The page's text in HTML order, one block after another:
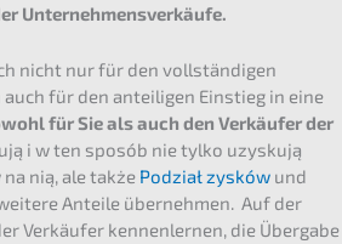
Unternehmensverkäufe.
nicht nur für den vollstän­di­gen
auch für den antei­li­gen Einstieg in eine
für Sie als auch den Verkäu­fer der
i w ten sposób nie tylko uzysku­ją
nią, ale także Podział zysków und
Antei­le überneh­men. Auf der
Verkäu­fer kennen­ler­nen, die Überga­be